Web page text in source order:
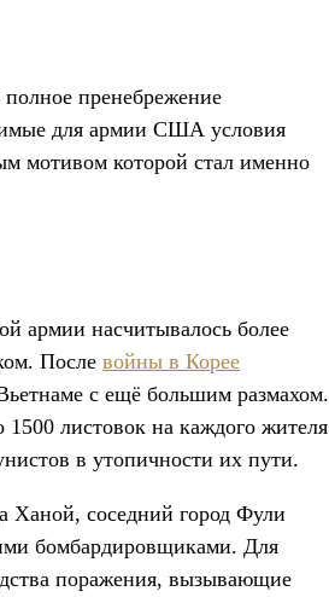
полное пренебрежение
для армии США условия
мотивом которой стал именно
армии насчитывалось более
После войны в Корее
с ещё большим размахом.
листовок на каждого жителя
в утопичности их пути.
Ханой, соседний город Фули
бомбардировщиками. Для
поражения, вызывающие